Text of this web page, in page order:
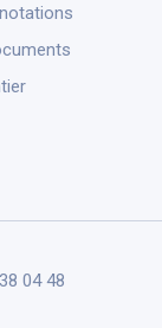
04 48